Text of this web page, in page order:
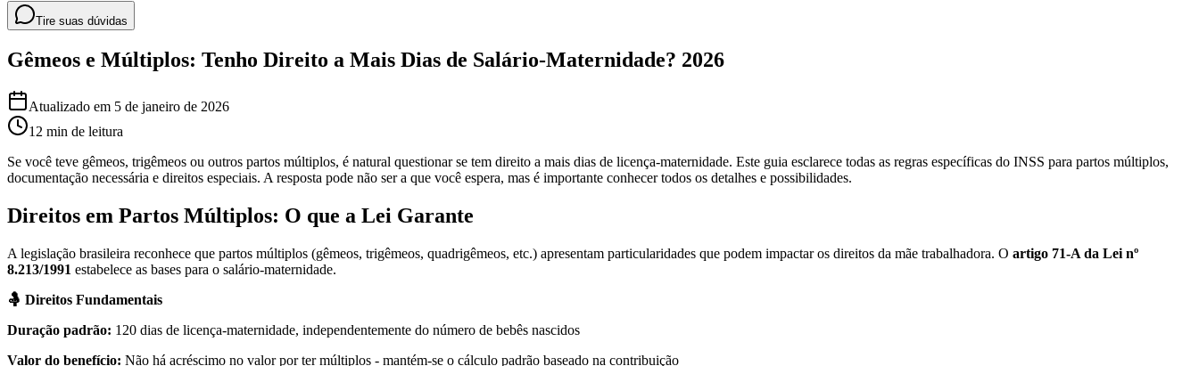
Tire suas dúvidas
Gêmeos e Múltiplos: Tenho Direito a Mais Dias de Salário-Maternidade? 2026
Atualizado em 5 de janeiro de 2026
12 min de leitura
Se você teve gêmeos, trigêmeos ou outros partos múltiplos, é natural questionar se tem direito a mais dias de licença-maternidade. Este guia esclarece todas as regras específicas do INSS para partos múltiplos,
documentação necessária e direitos especiais. A resposta pode não ser a que você espera, mas é importante conhecer todos os detalhes e possibilidades.
Direitos em Partos Múltiplos: O que a Lei Garante
A legislação brasileira reconhece que partos múltiplos (gêmeos, trigêmeos, quadrigêmeos, etc.) apresentam particularidades que podem impactar os direitos da mãe trabalhadora. O artigo 71-A da Lei nº
8.213/1991 estabelece as bases para o salário-maternidade.
🤱 Direitos Fundamentais
Duração padrão: 120 dias de licença-maternidade, independentemente do número de bebês nascidos
Valor do benefício: Não há acréscimo no valor por ter múltiplos - mantém-se o cálculo padrão baseado na contribuição